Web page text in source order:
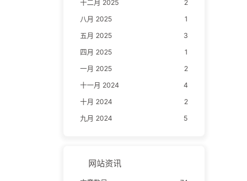
十二月 2025
2
八月 2025
1
五月 2025
3
四月 2025
1
一月 2025
2
十一月 2024
4
十月 2024
2
九月 2024
5
网站资讯